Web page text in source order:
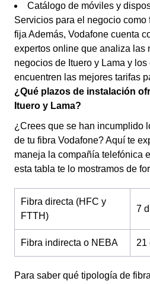
Catálogo de móviles y
Servicios para el negocio como
fija Además, Vodafone cuenta
expertos online que analiza las
negocios de Ituero y Lama y
encuentren las mejores tarifas
¿Qué plazos de instalación
Ituero y Lama?
¿Crees que se han incumplido
de tu fibra Vodafone? Aquí te
maneja la compañía telefónica
esta tabla te lo mostramos de
Fibra directa (HFC y
FTTH)
7
Fibra indirecta o NEBA 21
Para saber qué tipología de